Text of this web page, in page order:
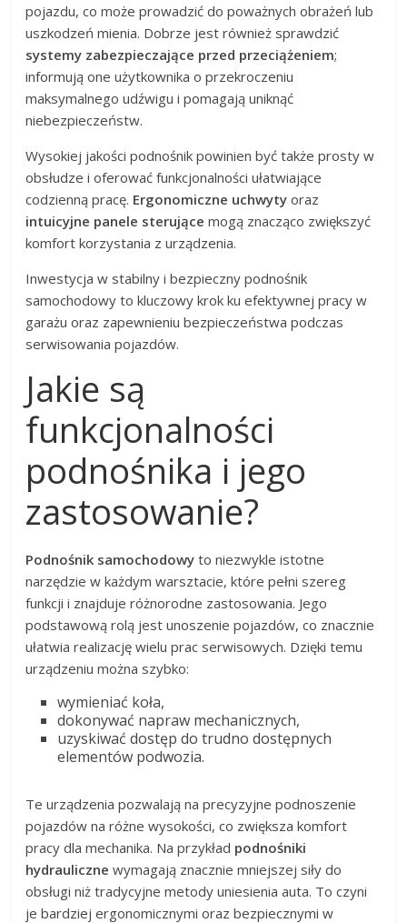
pojazdu, co może prowadzić do poważnych obrażeń lub
uszkodzeń mienia. Dobrze jest również sprawdzić
systemy zabezpieczające przed przeciążeniem;
informują one użytkownika o przekroczeniu
maksymalnego udźwigu i pomagają uniknąć
niebezpieczeństw.
Wysokiej jakości podnośnik powinien być także prosty w
obsłudze i oferować funkcjonalności ułatwiające
codzienną pracę. Ergonomiczne uchwyty oraz
intuicyjne panele sterujące mogą znacząco zwiększyć
komfort korzystania z urządzenia.
Inwestycja w stabilny i bezpieczny podnośnik
samochodowy to kluczowy krok ku efektywnej pracy w
garażu oraz zapewnieniu bezpieczeństwa podczas
serwisowania pojazdów.
Jakie są
funkcjonalności
podnośnika i jego
zastosowanie?
Podnośnik samochodowy to niezwykle istotne
narzędzie w każdym warsztacie, które pełni szereg
funkcji i znajduje różnorodne zastosowania. Jego
podstawową rolą jest unoszenie pojazdów, co znacznie
ułatwia realizację wielu prac serwisowych. Dzięki temu
urządzeniu można szybko:
wymieniać koła,
dokonywać napraw mechanicznych,
uzyskiwać dostęp do trudno dostępnych
elementów podwozia.
Te urządzenia pozwalają na precyzyjne podnoszenie
pojazdów na różne wysokości, co zwiększa komfort
pracy dla mechanika. Na przykład podnośniki
hydrauliczne wymagają znacznie mniejszej siły do
obsługi niż tradycyjne metody uniesienia auta. To czyni
je bardziej ergonomicznymi oraz bezpiecznymi w